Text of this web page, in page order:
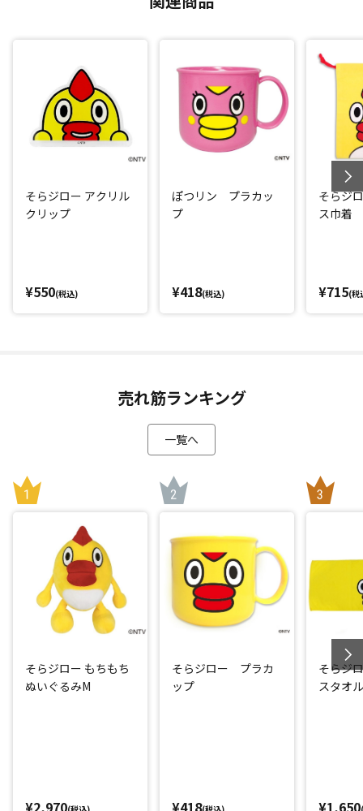
そらジロー アクリル
クリップ
¥550(税込)
ぽつリン プラカッ
プ
¥418(税込)
そらジ
ス巾着
¥715(税
売れ筋ランキング
一覧へ
そらジロー もちもち
ぬいぐるみM
¥2,970(税込)
そらジロー プラカ
ップ
¥418(税込)
そらジ
スタオ
¥1,650